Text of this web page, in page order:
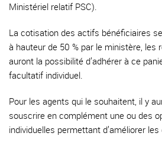
Ministériel relatif PSC).
La cotisation des actifs bénéficiaires
à hauteur de 50 % par le ministère, les
auront la possibilité d’adhérer à ce
facultatif individuel.
Pour les agents qui le souhaitent, il y
souscrire en complément une ou des
individuelles permettant d’améliorer